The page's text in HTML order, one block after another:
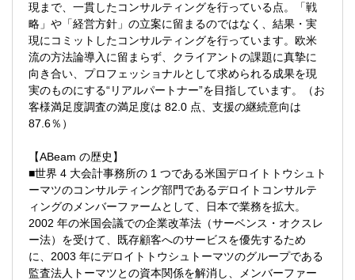
▽スキル
以下ソリューションの導入/構築に関わるプ
ロジェクト経験者は歓迎します。
■SAP（FI/CO/PS 他）
■Oracle
■Anaplan
■Kyriba
（OBIC7, STRAVIS, DivaSystem, Biz∫, HUE
など）
■SAP認定資格
- SAP Certified Technology
- SAP Certified Application
- SAP Certified Development
■IPA高度情報処理技術者資格
ライアントの経営課題解決・持続可能な変
革をもたらすコンサルティング(＝CFO支
援)を行います。具体的には、KPIの再定
義、グローバル連結経営の導入、内部統制
の強化、DX（データ分析・活用、IT/AIを利
用した業務高度化など多数）案件等のプロ
ジェクトに従事することになります。
現まで、一貫したコンサルティングを行っている点。「戦
略」や「経営方針」の立案に留まるのではなく、結果・実
現にコミットしたコンサルティングを行っています。欧米
流の方法論導入に留まらず、クライアントの課題に真摯に
向き合い、プロフェッショナルとして求められる成果を現
実のものにする“リアルパートナー”を目指しています。（お
客様満足度調査の満足度は 82.0 点、支援の継続意向は
87.6％）
【ABeam の歴史】
■世界 4 大会計事務所の 1 つである米国デロイトトウシュト
ーマツのコンサルティング部門であるデロイトコンサルテ
ィングのメンバーファームとして、日本で業務を拡大。
2002 年の米国会議での企業改革法（サーベンス・オクスレ
ー法）を受けて、既存顧客へのサービスを優先するため
に、2003 年にデロイトトウシュトーマツのグループである
監査法人トーマツとの資本関係を解消し、メンバーファー